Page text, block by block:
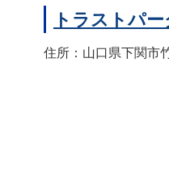
トラストパ
住所：山口県下関市